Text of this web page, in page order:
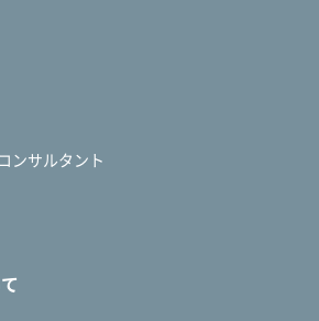
ンサルタント